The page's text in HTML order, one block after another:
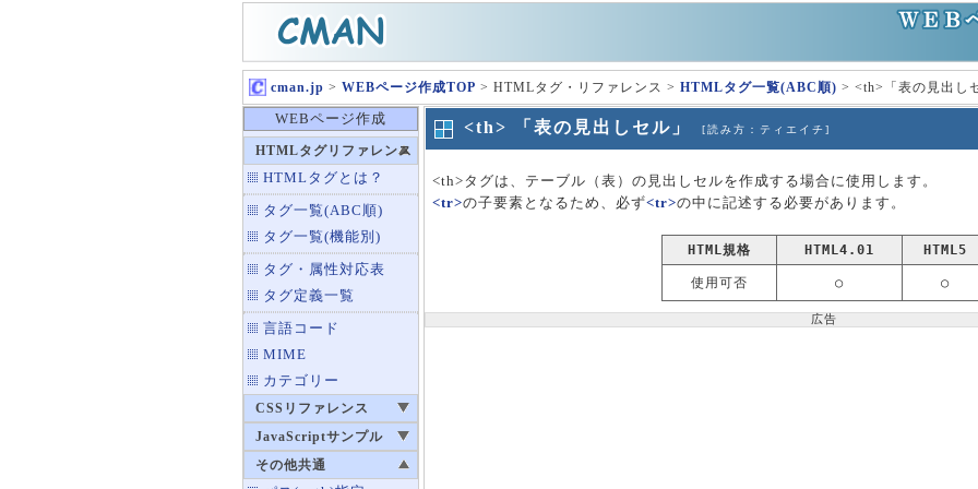
cman.jp > WEBページ作成TOP > HTMLタグ・リファレンス > HTMLタグ一覧(ABC順) > <th>「表の見出し
WEBページ作成
HTMLタグリファレンス
HTMLタグとは？
タグ一覧(ABC順)
タグ一覧(機能別)
タグ・属性対応表
タグ定義一覧
言語コード
MIME
カテゴリー
CSSリファレンス
JavaScriptサンプル
その他共通
<th> 「表の見出しセル」 [読み方：ティエイチ]
<th>タグは、テーブル（表）の見出しセルを作成する場合に使用します。
<tr>の子要素となるため、必ず<tr>の中に記述する必要があります。
HTML規格 HTML4.01 HTML5
使用可否 ○ ○
広告